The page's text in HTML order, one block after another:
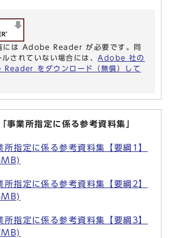
には Adobe Reader が必要です。同
されていない場合には、 Adobe 社の
をダウンロード（無償）して
事業所指定に係る参考資料集」
所指定に係る参考資料集【要綱1】
所指定に係る参考資料集【要綱2】
所指定に係る参考資料集【要綱3】